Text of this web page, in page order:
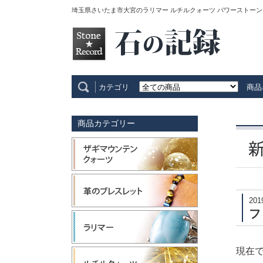
埼玉県さいたま市大宮のラリマー ルチルクォーツ パワーストー
カテゴリ 商
現在
商品カテゴリー